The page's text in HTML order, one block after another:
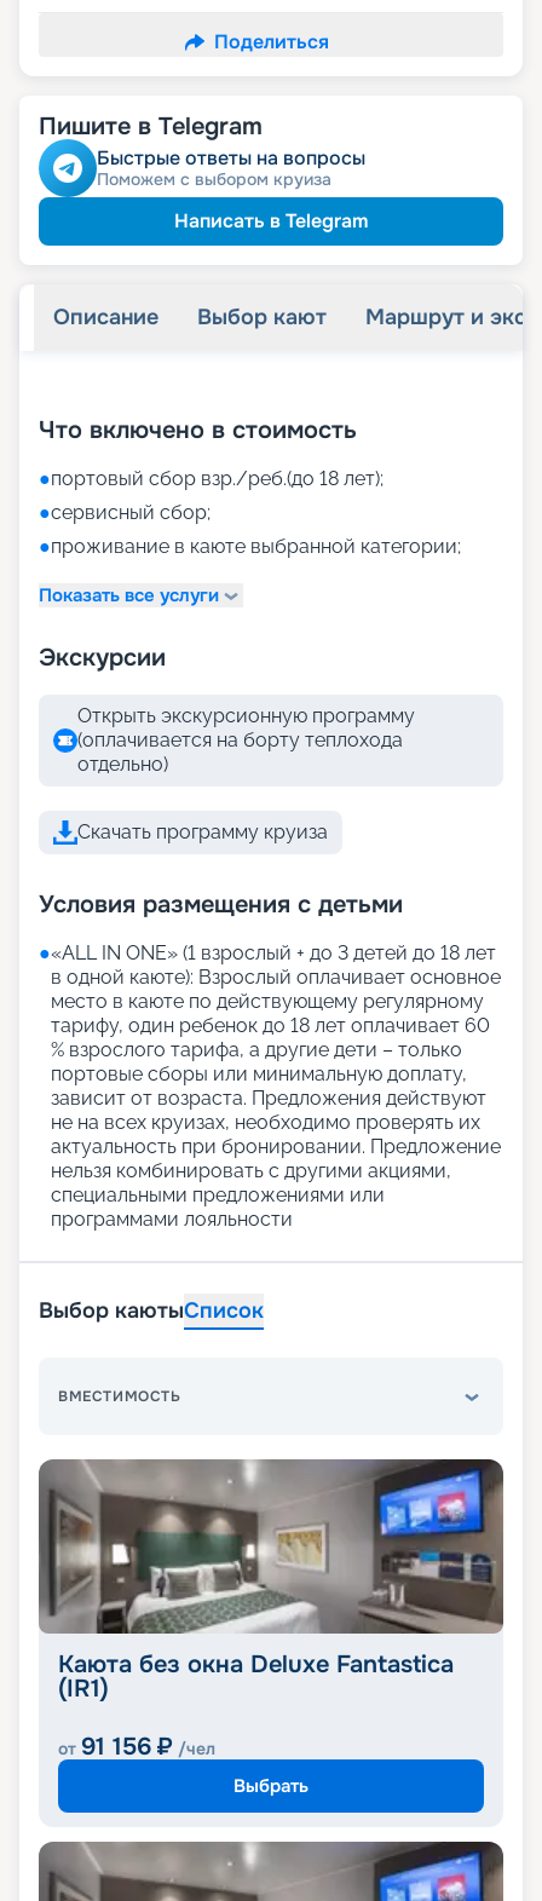
Поделиться
Пишите в Telegram
Быстрые ответы на вопросы
Поможем с выбором круиза
Написать в Telegram
Описание Выбор кают Маршрут и
Что включено в стоимость
●портовый сбор взр./реб.(до 18 лет);
●сервисный сбор;
●проживание в каюте выбранной категории;
Показать все услуги
Экскурсии
Открыть экскурсионную программу
(оплачивается на борту теплохода
отдельно)
Скачать программу круиза
Условия размещения с детьми
●«АLL IN ONE» (1 взрослый + до 3 детей до 18 лет
в одной каюте): Взрослый оплачивает основное
место в каюте по действующему регулярному
тарифу, один ребенок до 18 лет оплачивает 60
% взрослого тарифа, а другие дети – только
портовые сборы или минимальную доплату,
зависит от возраста. Предложения действуют
не на всех круизах, необходимо проверять их
актуальность при бронировании. Предложение
нельзя комбинировать с другими акциями,
специальными предложениями или
программами лояльности
Выбор каютыСписок
ВМЕСТИМОСТЬ
Каюта без окна Deluxe Fantastica
(IR1)
от 91 156 ₽ /чел
Выбрать